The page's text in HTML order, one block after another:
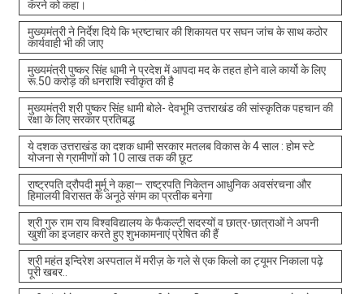
करने को कहा।
मुख्यमंत्री ने निर्देश दिये कि भ्रष्टाचार की शिकायत पर सघन जांच के साथ कठोर
कार्यवाही भी की जाए
मुख्यमंत्री पुष्कर सिंह धामी ने प्रदेश में आपदा मद के तहत होने वाले कार्यो के लिए
रू.50 करोड़ की धनराशि स्वीकृत की है
मुख्यमंत्री श्री पुष्कर सिंह धामी बोले- देवभूमि उत्तराखंड की सांस्कृतिक पहचान की
रक्षा के लिए सरकार प्रतिबद्ध
ये दशक उत्तराखंड का दशक धामी सरकार मतलब विकास के 4 साल : होम स्टे
योजना से ग्रामीणों को 10 लाख तक की छूट
राष्ट्रपति द्रौपदी मुर्मू ने कहा— राष्ट्रपति निकेतन आधुनिक अवसंरचना और
हिमालयी विरासत के अनूठे संगम का प्रतीक बनेगा
श्री गुरु राम राय विश्वविद्यालय के फैकल्टी सदस्यों व छात्र-छात्राओं ने अपनी
खुशी का इजहार करते हुए शुभकामनाएं प्रेषित की हैं
श्री महंत इन्दिरेश अस्पताल में मरीज़ के गले से एक किलो का ट्यूमर निकाला पढ़े
पूरी खबर..